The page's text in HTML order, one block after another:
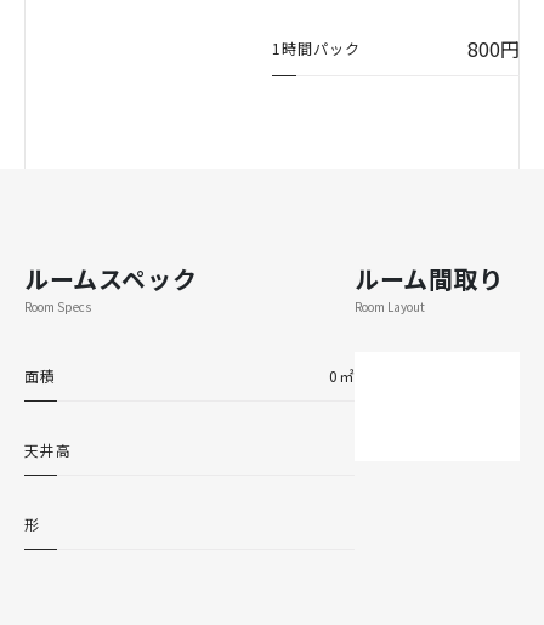
1時間パック 800円
ルームスペック
Room Specs
面積 0㎡
天井高
形
ルーム間取り
Room Layout